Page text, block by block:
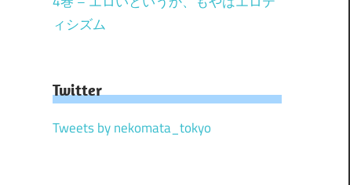
ィシズム
Twitter
Tweets by nekomata_tokyo